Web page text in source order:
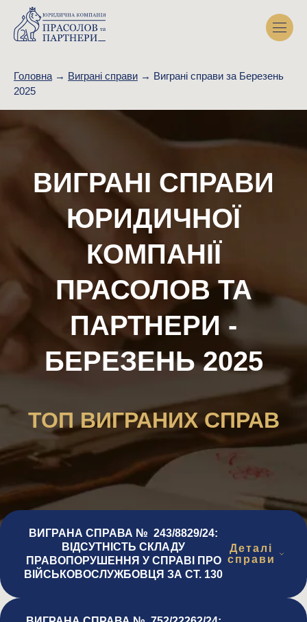
Головна → Виграні справи → Виграні справи за Березень
2025
ВИГРАНІ СПРАВИ
ЮРИДИЧНОЇ
КОМПАНІЇ
ПРАСОЛОВ ТА
ПАРТНЕРИ -
БЕРЕЗЕНЬ 2025
ТОП ВИГРАНИХ СПРАВ
ВИГРАНА СПРАВА № 243/8829/24:
ВІДСУТНІСТЬ СКЛАДУ
ПРАВОПОРУШЕННЯ У СПРАВІ ПРО
ВІЙСЬКОВОСЛУЖБОВЦЯ ЗА СТ. 130
Деталі
справи